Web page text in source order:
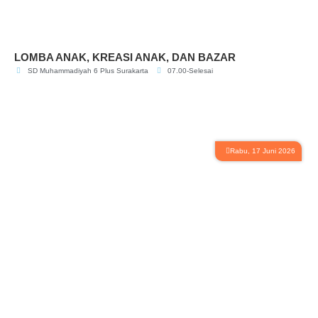
LOMBA ANAK, KREASI ANAK, DAN BAZAR
SD Muhammadiyah 6 Plus Surakarta 07.00-Selesai
Rabu, 17 Juni 2026